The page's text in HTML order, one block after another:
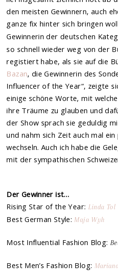
den meisten Gewinnern, auch
ganze fix hinter sich bringen
Gewinnerin der deutschen
so schnell wieder weg von der
registiert habe, als sie auf die
Bazan, die Gewinnerin des
Influencer of the Year“, zeigte
einige schöne Worte, mit
ihre Träume zu glauben und
der Show sprach sie geduldig
und nahm sich Zeit auch mal
wechseln. Auch ich habe die
mit der sympathischen
Der Gewinner ist…
Rising Star of the Year: Linda Tol
Best German Style:Maja Wyh
Most Influential Fashion Blog:
Best Men’s Fashion Blog: